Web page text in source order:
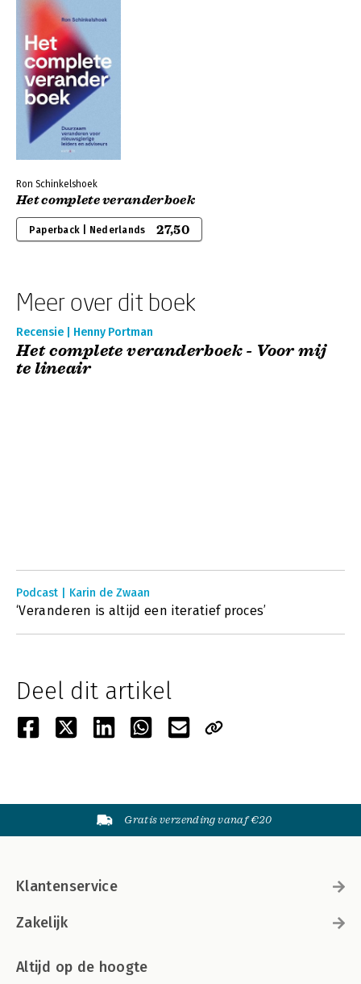
Ron Schinkelshoek
Het complete veranderboek
Paperback | Nederlands 27,50
Meer over dit boek
Recensie | Henny Portman
Het complete veranderboek - Voor mij
te lineair
Podcast | Karin de Zwaan
‘Veranderen is altijd een iteratief proces’
Deel dit artikel
Gratis verzending vanaf €20
Klantenservice
Zakelijk
Altijd op de hoogte